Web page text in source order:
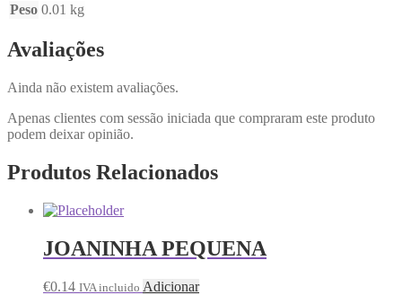
Peso 0.01 kg
Avaliações
Ainda não existem avaliações.
Apenas clientes com sessão iniciada que compraram este produto
podem deixar opinião.
Produtos Relacionados
JOANINHA PEQUENA
€0.14 IVA incluido Adicionar